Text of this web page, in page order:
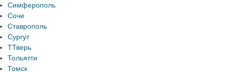
Симферополь
Сочи
Ставрополь
Сургут
ТТверь
Тольятти
Томск